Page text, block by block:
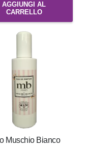
AGGIUNGI AL
CARRELLO
Muschio Bianco